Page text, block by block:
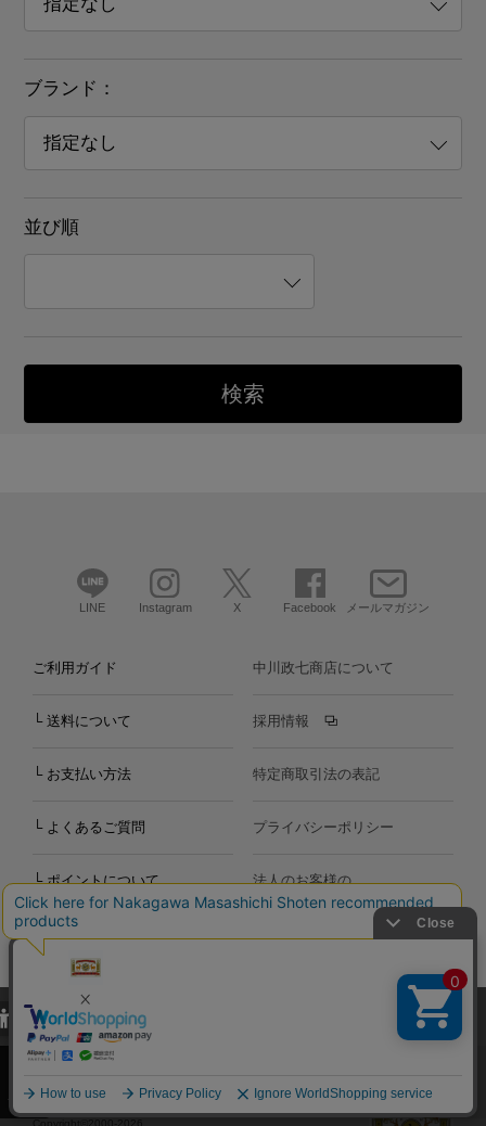
再検索はこちら
再検索はこちら
ブランド：
並び順
LINE Instagram X Facebook メールマガジン
ご利用ガイド
└ 送料について
└ お支払い方法
└ よくあるご質問
└ ポイントについて
お問い合わせ
中川政七商店について
採用情報
特定商取引法の表記
プライバシーポリシー
法人のお客様の
お問い合わせ
当サイトでは、当サイト内における閲覧履歴・属性情報などの取得およ
び利便性向上のためにクッキー（Cookie）を使用いたします。詳細に
関しては「プライバシーポリシー
承諾する